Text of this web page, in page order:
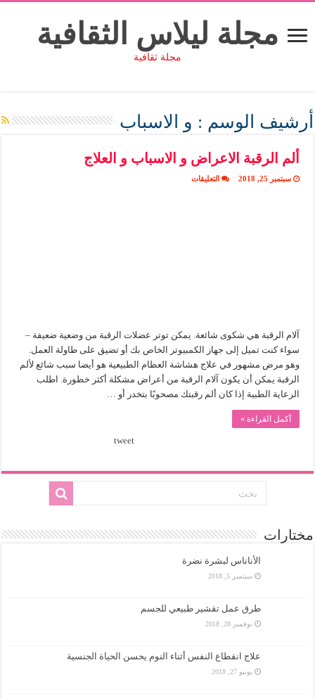
مجلة ليلاس الثقافية
مجلة ثقافية
أرشيف الوسم : و الاسباب
ألم الرقبة الاعراض و الاسباب و العلاج
سبتمبر 25, 2018 التعليقاتعلى
آلام الرقبة هي شكوى شائعة. يمكن توتر عضلات الرقبة من وضعية ضعيفة –
سواء كنت تميل إلى جهاز الكمبيوتر الخاص بك أو تضيق على طاولة العمل.
وهو مرض مشهور في علاج هشاشة العظام الطبيعية هو أيضا سبب شائع لألم
الرقبة يمكن أن يكون آلام الرقبة من أعراض مشكلة أكثر خطورة. اطلب
الرعاية الطبية إذا كان ألم رقبتك مصحوبًا بتخدر أو …
أكمل القراءة »
tweet
مختارات
الأناناس لبشرة نضرة
سبتمبر 5, 2018
طرق عمل تقشير طبيعي للجسم
نوفمبر 28, 2018
علاج انقطاع النفس أثناء النوم يحسن الحياة الجنسية
يونيو 27, 2018